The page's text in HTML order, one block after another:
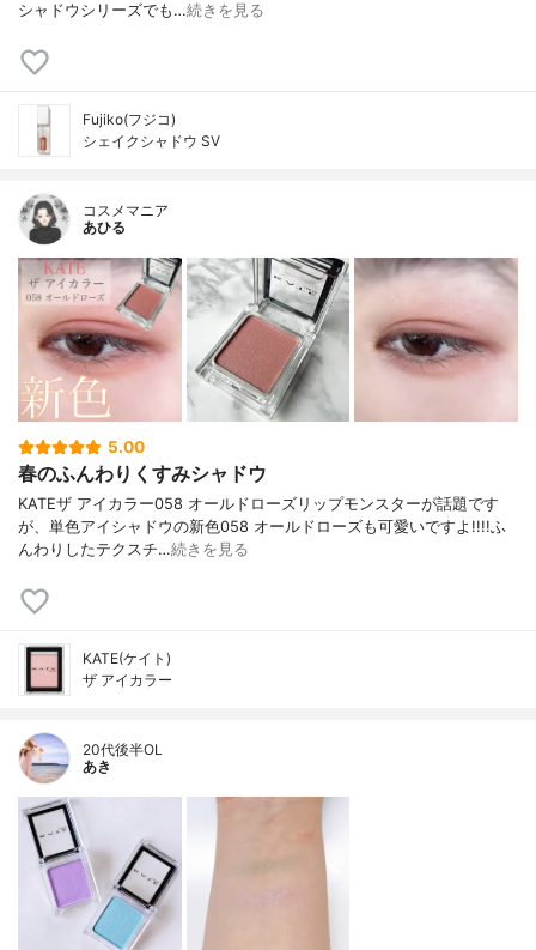
シャドウシリーズでも…続きを見る
Fujiko(フジコ)
シェイクシャドウ SV
コスメマニア
あひる
5.00
春のふんわりくすみシャドウ
KATEザ アイカラー058 オールドローズリップモンスターが話題です
が、単色アイシャドウの新色058 オールドローズも可愛いですよ!!!!ふ
んわりしたテクスチ…続きを見る
KATE(ケイト)
ザ アイカラー
20代後半OL
あき